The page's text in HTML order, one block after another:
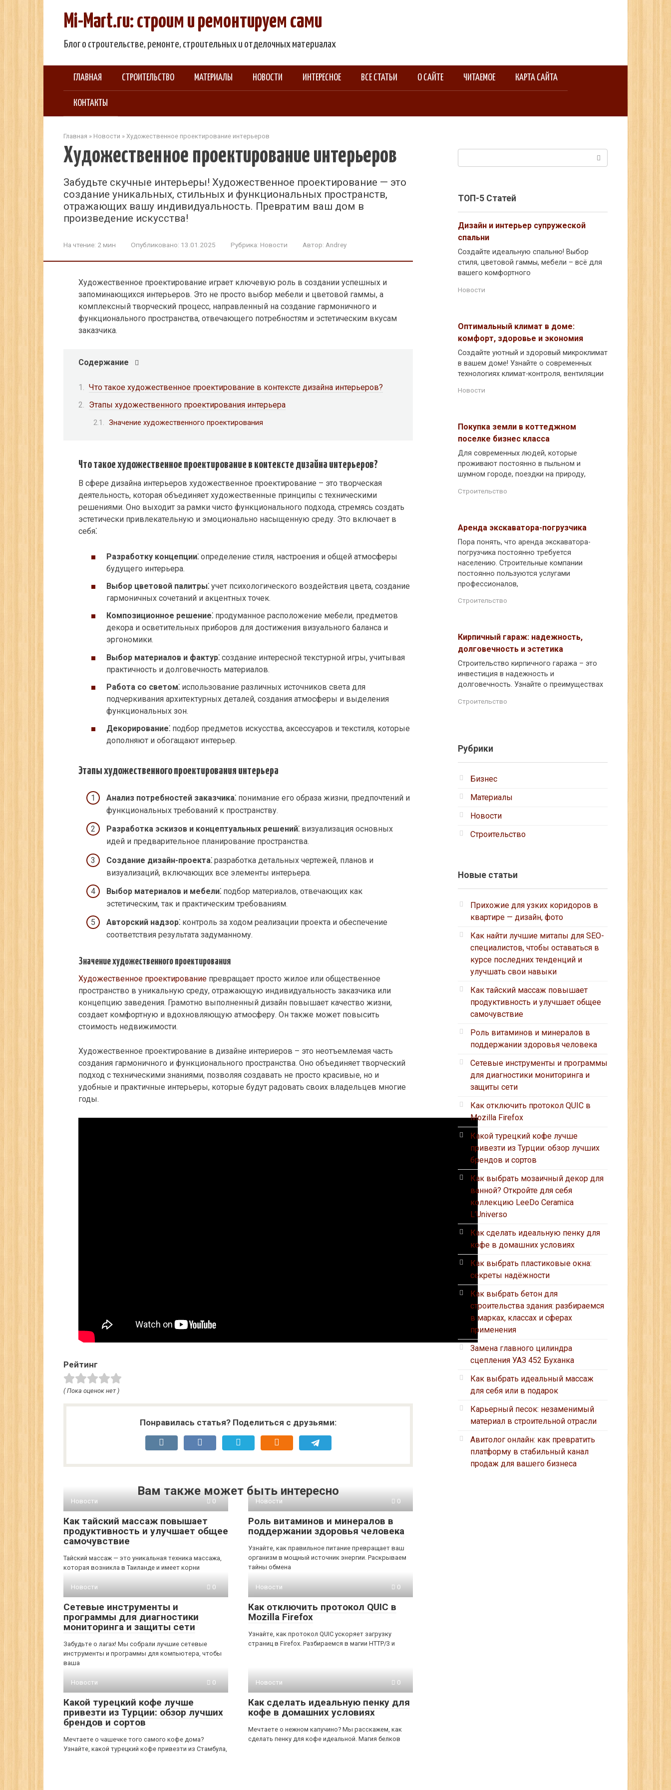
Mi-Mart.ru: строим и ремонтируем сами
Блог о строительстве, ремонте, строительных и отделочных материалах
ГЛАВНАЯ СТРОИТЕЛЬСТВО МАТЕРИАЛЫ НОВОСТИ ИНТЕРЕСНОЕ ВСЕ СТАТЬИ О САЙТЕ ЧИТАЕМОЕ КАРТА САЙТА
КОНТАКТЫ
Главная » Новости » Художественное проектирование интерьеров
Художественное проектирование интерьеров
Забудьте скучные интерьеры! Художественное проектирование — это
создание уникальных, стильных и функциональных пространств,
отражающих вашу индивидуальность. Превратим ваш дом в
произведение искусства!
На чтение: 2 мин Опубликовано: 13.01.2025 Рубрика: Новости Автор: Andrey
Художественное проектирование играет ключевую роль в создании успешных и
запоминающихся интерьеров. Это не просто выбор мебели и цветовой гаммы, а
комплексный творческий процесс, направленный на создание гармоничного и
функционального пространства, отвечающего потребностям и эстетическим вкусам
заказчика.
Содержание
Что такое художественное проектирование в контексте дизайна интерьеров?
Этапы художественного проектирования интерьера
Значение художественного проектирования
Что такое художественное проектирование в контексте дизайна интерьеров?
В сфере дизайна интерьеров художественное проектирование – это творческая
деятельность, которая объединяет художественные принципы с техническими
решениями. Оно выходит за рамки чисто функционального подхода, стремясь создать
эстетически привлекательную и эмоционально насыщенную среду. Это включает в
себя⁚
Разработку концепции⁚ определение стиля, настроения и общей атмосферы
будущего интерьера.
Выбор цветовой палитры⁚ учет психологического воздействия цвета, создание
гармоничных сочетаний и акцентных точек.
Композиционное решение⁚ продуманное расположение мебели, предметов
декора и осветительных приборов для достижения визуального баланса и
эргономики.
Выбор материалов и фактур⁚ создание интересной текстурной игры, учитывая
практичность и долговечность материалов.
Работа со светом⁚ использование различных источников света для
подчеркивания архитектурных деталей, создания атмосферы и выделения
функциональных зон.
Декорирование⁚ подбор предметов искусства, аксессуаров и текстиля, которые
дополняют и обогащают интерьер.
Этапы художественного проектирования интерьера
Анализ потребностей заказчика⁚ понимание его образа жизни, предпочтений и
функциональных требований к пространству.
Разработка эскизов и концептуальных решений⁚ визуализация основных
идей и предварительное планирование пространства.
Создание дизайн-проекта⁚ разработка детальных чертежей, планов и
визуализаций, включающих все элементы интерьера.
Выбор материалов и мебели⁚ подбор материалов, отвечающих как
эстетическим, так и практическим требованиям.
Авторский надзор⁚ контроль за ходом реализации проекта и обеспечение
соответствия результата задуманному.
Значение художественного проектирования
Художественное проектирование превращает просто жилое или общественное
пространство в уникальную среду, отражающую индивидуальность заказчика или
концепцию заведения. Грамотно выполненный дизайн повышает качество жизни,
создает комфортную и вдохновляющую атмосферу. Он также может повысить
стоимость недвижимости.
Художественное проектирование в дизайне интериеров – это неотъемлемая часть
создания гармоничного и функционального пространства. Оно объединяет творческий
подход с техническими знаниями, позволяя создавать не просто красивые, но и
удобные и практичные интерьеры, которые будут радовать своих владельцев многие
годы.
Рейтинг
( Пока оценок нет )
Понравилась статья? Поделиться с друзьями:
Вам также может быть интересно
Новости 0
Как тайский массаж повышает
продуктивность и улучшает общее
самочувствие
Тайский массаж — это уникальная техника массажа,
которая возникла в Таиланде и имеет корни
Новости 0
Роль витаминов и минералов в
поддержании здоровья человека
Узнайте, как правильное питание превращает ваш
организм в мощный источник энергии. Раскрываем
тайны обмена
Новости 0
Сетевые инструменты и
программы для диагностики
мониторинга и защиты сети
Забудьте о лагах! Мы собрали лучшие сетевые
инструменты и программы для компьютера, чтобы
ваша
Новости 0
Как отключить протокол QUIC в
Mozilla Firefox
Узнайте, как протокол QUIC ускоряет загрузку
страниц в Firefox. Разбираемся в магии HTTP/3 и
Новости 0
Какой турецкий кофе лучше
привезти из Турции: обзор лучших
брендов и сортов
Мечтаете о чашечке того самого кофе дома?
Узнайте, какой турецкий кофе привезти из Стамбула,
Новости 0
Как сделать идеальную пенку для
кофе в домашних условиях
Мечтаете о нежном капучино? Мы расскажем, как
сделать пенку для кофе идеальной. Магия белков
ТОП-5 Статей
Дизайн и интерьер супружеской
спальни
Создайте идеальную спальню! Выбор
стиля, цветовой гаммы, мебели – всё для
вашего комфортного
Новости
Оптимальный климат в доме:
комфорт, здоровье и экономия
Создайте уютный и здоровый микроклимат
в вашем доме! Узнайте о современных
технологиях климат-контроля, вентиляции
Новости
Покупка земли в коттеджном
поселке бизнес класса
Для современных людей, которые
проживают постоянно в пыльном и
шумном городе, поездки на природу,
Строительство
Аренда экскаватора-погрузчика
Пора понять, что аренда экскаватора-
погрузчика постоянно требуется
населению. Строительные компании
постоянно пользуются услугами
профессионалов,
Строительство
Кирпичный гараж: надежность,
долговечность и эстетика
Строительство кирпичного гаража – это
инвестиция в надежность и
долговечность. Узнайте о преимуществах
Строительство
Рубрики
Бизнес
Материалы
Новости
Строительство
Новые статьи
Прихожие для узких коридоров в
квартире — дизайн, фото
Как найти лучшие митапы для SEO-
специалистов, чтобы оставаться в
курсе последних тенденций и
улучшать свои навыки
Как тайский массаж повышает
продуктивность и улучшает общее
самочувствие
Роль витаминов и минералов в
поддержании здоровья человека
Сетевые инструменты и программы
для диагностики мониторинга и
защиты сети
Как отключить протокол QUIC в
Mozilla Firefox
Какой турецкий кофе лучше
привезти из Турции: обзор лучших
брендов и сортов
Как выбрать мозаичный декор для
ванной? Откройте для себя
коллекцию LeeDo Ceramica
L’Universo
Как сделать идеальную пенку для
кофе в домашних условиях
Как выбрать пластиковые окна:
секреты надёжности
Как выбрать бетон для
строительства здания: разбираемся
в марках, классах и сферах
применения
Замена главного цилиндра
сцепления УАЗ 452 Буханка
Как выбрать идеальный массаж
для себя или в подарок
Карьерный песок: незаменимый
материал в строительной отрасли
Авитолог онлайн: как превратить
платформу в стабильный канал
продаж для вашего бизнеса